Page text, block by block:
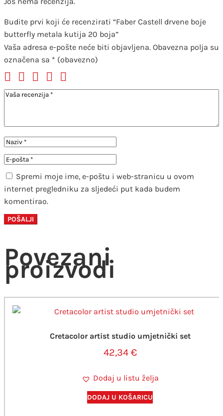
Budite prvi koji će recenzirati “Faber Castell drvene boje
butterfly metala kutija 20 boja”
Vaša adresa e-pošte neće biti objavljena. Obavezna polja su
označena sa * (obavezno)
Spremi moje ime, e-poštu i web-stranicu u ovom
internet pregledniku za sljedeći put kada budem
komentirao.
Povezani
proizvodi
Cretacolor artist studio umjetnički set
42,34 €
Dodaj u listu želja
DODAJ U KOŠARICU